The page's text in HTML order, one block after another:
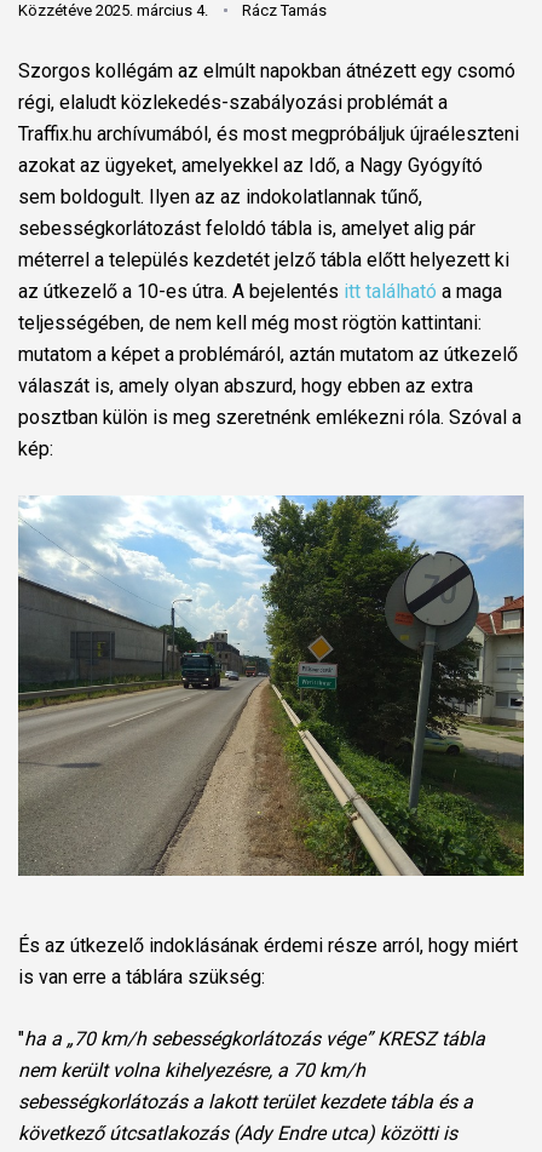
Közzétéve 2025. március 4. Rácz Tamás
Szorgos kollégám az elmúlt napokban átnézett egy csomó
régi, elaludt közlekedés-szabályozási problémát a
Traffix.hu archívumából, és most megpróbáljuk újraéleszteni
azokat az ügyeket, amelyekkel az Idő, a Nagy Gyógyító
sem boldogult. Ilyen az az indokolatlannak tűnő,
sebességkorlátozást feloldó tábla is, amelyet alig pár
méterrel a település kezdetét jelző tábla előtt helyezett ki
az útkezelő a 10-es útra. A bejelentés itt található a maga
teljességében, de nem kell még most rögtön kattintani:
mutatom a képet a problémáról, aztán mutatom az útkezelő
válaszát is, amely olyan abszurd, hogy ebben az extra
posztban külön is meg szeretnénk emlékezni róla. Szóval a
kép:
És az útkezelő indoklásának érdemi része arról, hogy miért
is van erre a táblára szükség:
"ha a „70 km/h sebességkorlátozás vége” KRESZ tábla
nem került volna kihelyezésre, a 70 km/h
sebességkorlátozás a lakott terület kezdete tábla és a
következő útcsatlakozás (Ady Endre utca) közötti is